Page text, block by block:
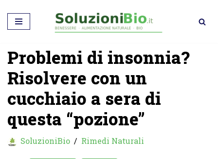
Vai
contenuto
Problemi di insonnia?
Risolvere con un
cucchiaio a sera di
questa “pozione”
SoluzioniBio Rimedi Naturali